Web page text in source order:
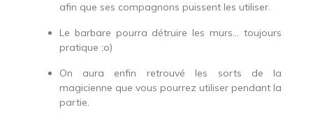
afin que ses compagnons puissent les utiliser.
Le barbare pourra détruire les murs… toujours
pratique ;o)
On aura enfin retrouvé les sorts de la
magicienne que vous pourrez utiliser pendant la
partie.